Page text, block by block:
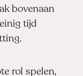
bovenaan
tijd
rol spelen,